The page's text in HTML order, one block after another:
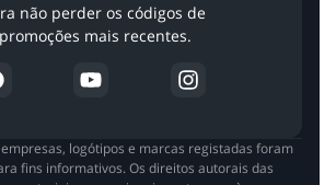
não perder os códigos de
mais recentes.
logótipos e marcas registadas foram
fins informativos. Os direitos autorais das